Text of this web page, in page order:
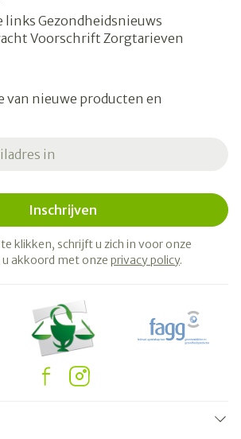
links Gezondheidsnieuws
Voorschrift Zorgtarieven
van nieuwe producten en
Inschrijven
klikken, schrijft u zich in voor onze
akkoord met onze privacy policy.